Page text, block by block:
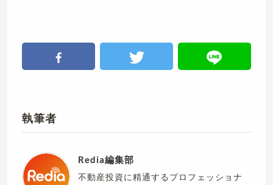
執筆者
Redia編集部
不動産投資に精通するプロフェッショナ